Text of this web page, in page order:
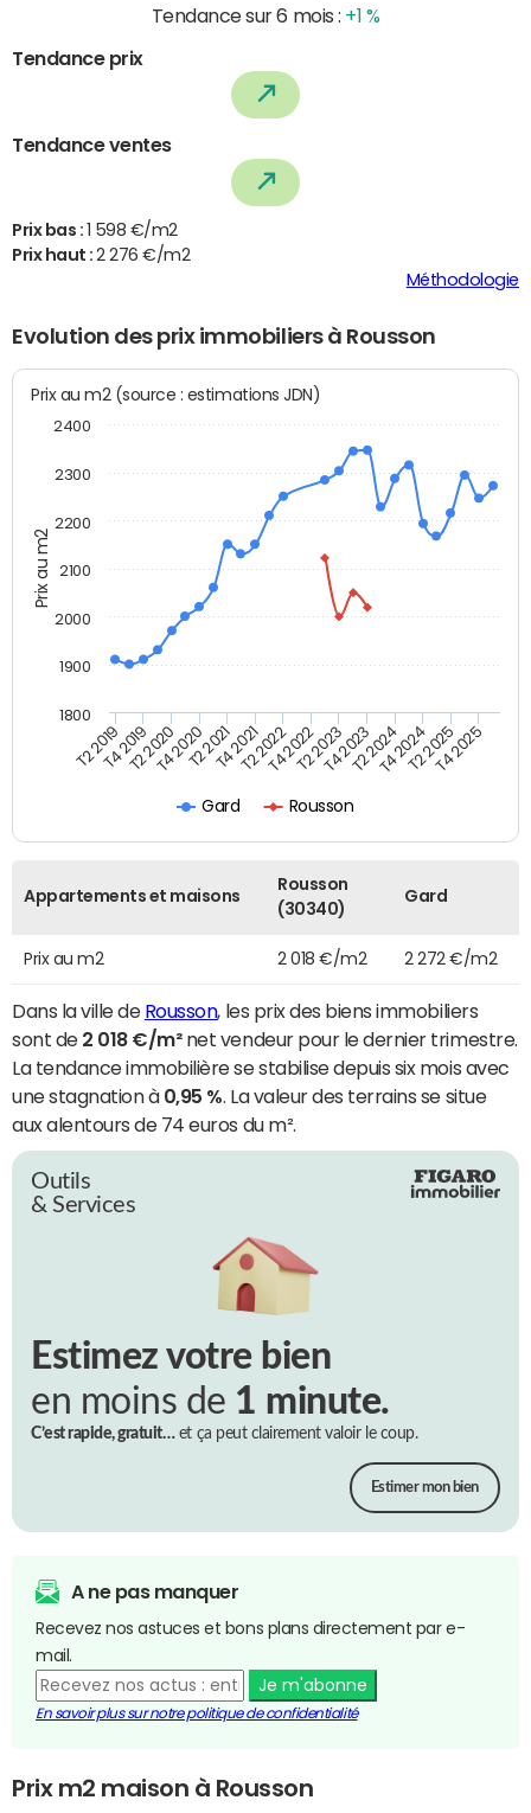
Tendance sur 6 mois : +1 %
Tendance prix
Tendance ventes
Prix bas :
1 598 €/m2
Prix haut :2 276 €/m2
Méthodologie
Evolution des prix immobiliers à Rousson
Prix au m2
Prix au m2 (source : estimations JDN)
Gard Rousson
T2 2019T4 2019T2 2020T4 2020T2 2021T4 2021T2 2022T4 2022T2 2023T4 2023T2 2024T4 2024T2 2025T4 2025
1800
1900
2000
2100
2200
2300
2400
Appartements et maisons
Rousson
(30340)
Gard
Prix au m2 2 018 €/m2 2 272 €/m2
Dans la ville de Rousson, les prix des biens immobiliers
sont de 2 018 €/m²net vendeur pour le dernier trimestre.
La tendance immobilière se stabilise depuis six mois avec
une stagnation à 0,95 % . La valeur des terrains se situe
aux alentours de 74 euros du m².
Outils
& Services
Estimez votre bien
en moins de 1 minute.
C’est rapide, gratuit…et ça peut clairement valoir le coup.
Estimer mon bien
A ne pas manquer
Recevez nos astuces et bons plans directement par e-
mail.
Je m'abonne
En savoir plus sur notre politique de confidentialité
Prix m2 maison à Rousson